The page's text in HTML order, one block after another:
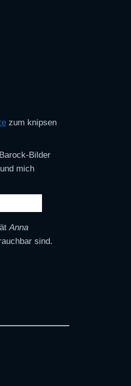
zum knipsen
Bilder
mich
Anna
sind.